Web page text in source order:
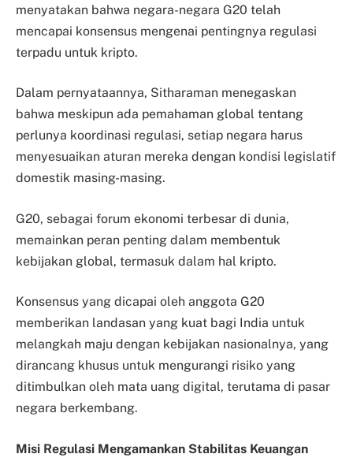
menyatakan bahwa negara-negara G20 telah
mencapai konsensus mengenai pentingnya regulasi
terpadu untuk kripto.
Dalam pernyataannya, Sitharaman menegaskan
bahwa meskipun ada pemahaman global tentang
perlunya koordinasi regulasi, setiap negara harus
menyesuaikan aturan mereka dengan kondisi legislatif
domestik masing-masing.
G20, sebagai forum ekonomi terbesar di dunia,
memainkan peran penting dalam membentuk
kebijakan global, termasuk dalam hal kripto.
Konsensus yang dicapai oleh anggota G20
memberikan landasan yang kuat bagi India untuk
melangkah maju dengan kebijakan nasionalnya, yang
dirancang khusus untuk mengurangi risiko yang
ditimbulkan oleh mata uang digital, terutama di pasar
negara berkembang.
Misi Regulasi Mengamankan Stabilitas Keuangan